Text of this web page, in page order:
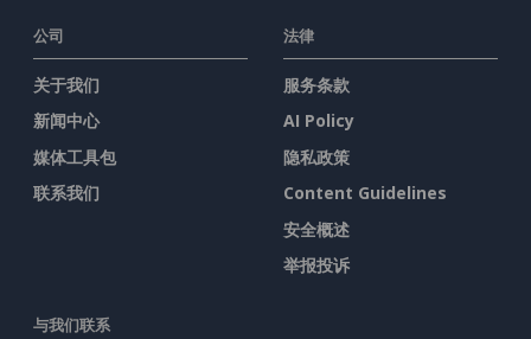
公司
关于我们
新闻中心
媒体工具包
联系我们
法律
服务条款
AI Policy
隐私政策
Content Guidelines
安全概述
举报投诉
与我们联系